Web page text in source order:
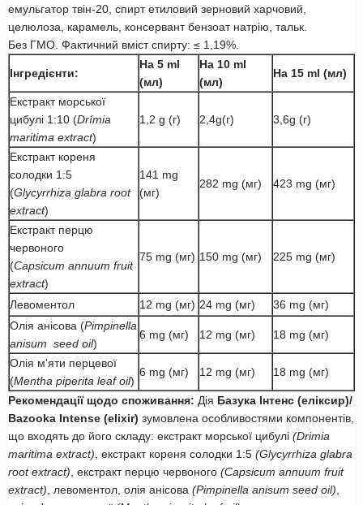
емульгатор твін-20, спирт етиловий зерновий харчовий,
целюлоза, карамель, консервант бензоат натрію, тальк.
Без ГМО. Фактичний вміст спирту: ≤ 1,19%.
Інгредієнти:
На 5 ml
(мл)
На 10 ml
(мл)
На 15 ml (мл)
Екстракт морської
цибулі 1:10 (Drímia
maritima extract)
1,2 g (г) 2,4g(г) 3,6g (г)
Екстракт кореня
солодки 1:5
(Glycyrrhiza glabra root
extract)
141 mg
(мг)
282 mg (мг) 423 mg (мг)
Екстракт перцю
червоного
(Capsicum annuum fruit
extract)
75 mg (мг) 150 mg (мг) 225 mg (мг)
Левоментол 12 mg (мг) 24 mg (мг)
36 mg (мг)
Олія анісова (Pimpinella
anisum seed oil)
6 mg (мг) 12 mg (мг) 18 mg (мг)
Олія м'яти перцевої
(Mentha piperita leaf oil)
6 mg (мг) 12 mg (мг) 18 mg (мг)
Рекомендації щодо споживання: Дія Базука Інтенс (еліксир)/
Bazooka Intense (elixir) зумовлена особливостями компонентів,
що входять до його складу: екстракт морської цибулі (Drimia
maritima extract) , екстракт кореня солодки 1:5 (Glycyrrhiza glabra
root extract) , екстракт перцю червоного (Capsicum annuum fruit
extract) , левоментол, олія анісова (Pimpinella anisum seed oil)